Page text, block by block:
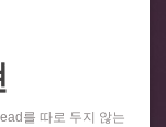
를 따로 두지 않는